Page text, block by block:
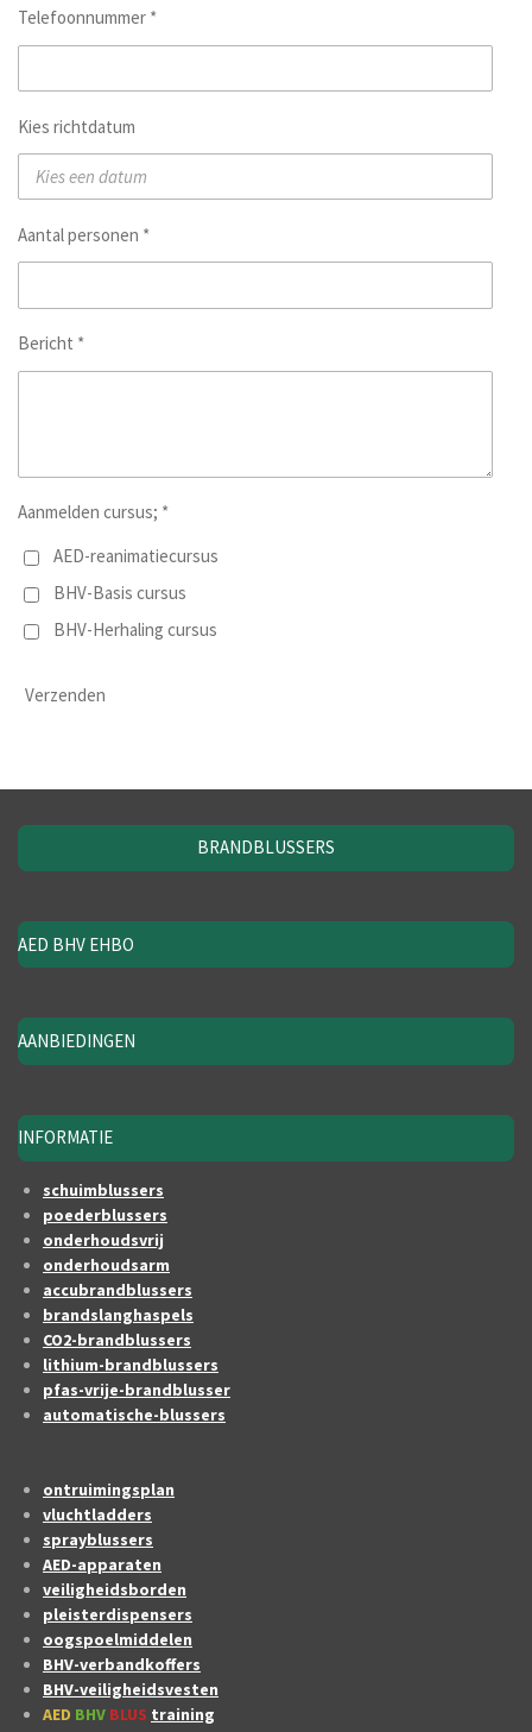
Telefoonnummer *
Kies richtdatum
Aantal personen *
Bericht *
Aanmelden cursus; *
AED-reanimatiecursus
BHV-Basis cursus
BHV-Herhaling cursus
Verzenden
BRANDBLUSSERS
AED BHV EHBO
AANBIEDINGEN
INFORMATIE
schuimblussers
poederblussers
onderhoudsvrij
onderhoudsarm
accubrandblussers
brandslanghaspels
CO2-brandblussers
lithium-brandblussers
pfas-vrije-brandblusser
automatische-blussers
ontruimingsplan
vluchtladders
sprayblussers
AED-apparaten
veiligheidsborden
pleisterdispensers
oogspoelmiddelen
BHV-verbandkoffers
BHV-veiligheidsvesten
AED BHV BLUS training